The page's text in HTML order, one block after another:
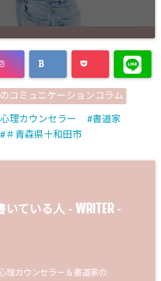
コミュニケーションコラム
理カウンセラー
書道家
＃青森県十和田市
いている人 - WRITER-
理カウンセラー＆書道家の